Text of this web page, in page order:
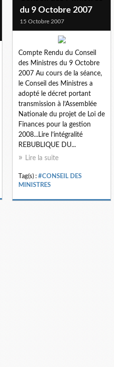
du 9 Octobre 2007
15 Octobre 2007
Compte Rendu du Conseil
des Ministres du 9 Octobre
2007 Au cours de la séance,
le Conseil des Ministres a
adopté le décret portant
transmission à l’Assemblée
Nationale du projet de Loi de
Finances pour la gestion
2008...Lire l’intégralité
REBUBLIQUE DU...
Lire la suite
Tag(s) : #CONSEIL DES
MINISTRES